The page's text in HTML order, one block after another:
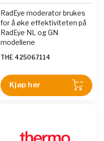
RadEye moderator brukes
for å øke effektiviteten på
RadEye NL og GN
modellene
THE 425067114
Kjøp her